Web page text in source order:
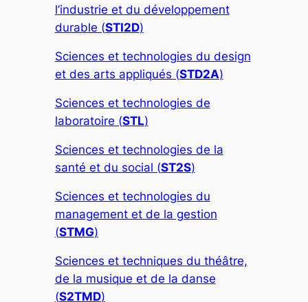
l’industrie et du développement
durable (STI2D)
Sciences et technologies du design
et des arts appliqués (STD2A)
Sciences et technologies de
laboratoire (STL)
Sciences et technologies de la
santé et du social (ST2S)
Sciences et technologies du
management et de la gestion
(STMG)
Sciences et techniques du théâtre,
de la musique et de la danse
(S2TMD)